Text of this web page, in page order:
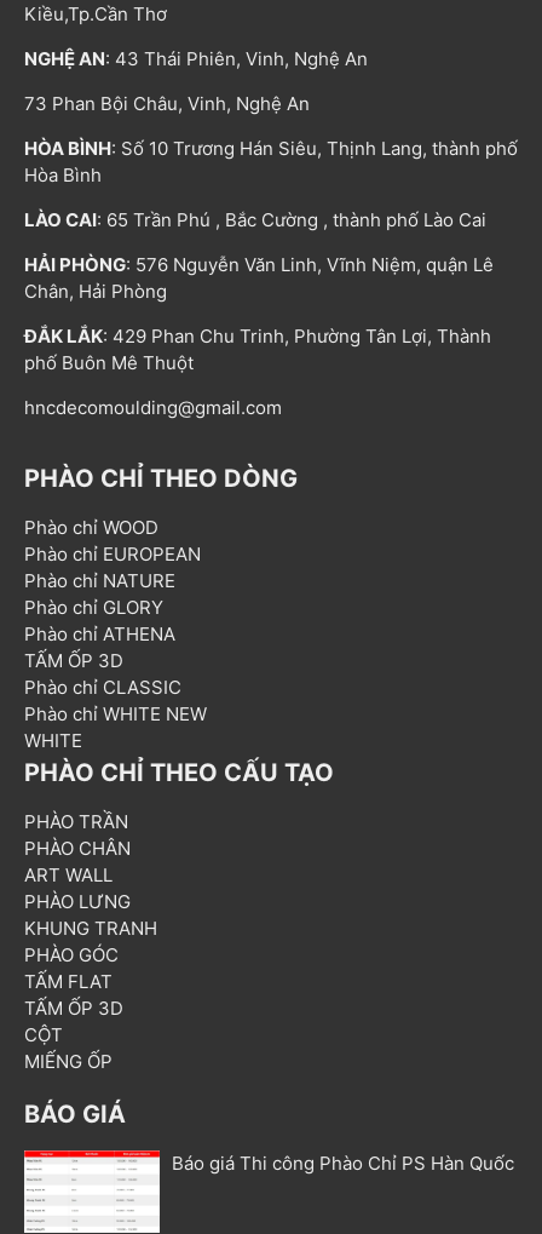
Kiều,Tp.Cần Thơ
NGHỆ AN: 43 Thái Phiên, Vinh, Nghệ An
73 Phan Bội Châu, Vinh, Nghệ An
HÒA BÌNH: Số 10 Trương Hán Siêu, Thịnh Lang, thành phố
Hòa Bình
LÀO CAI: 65 Trần Phú , Bắc Cường , thành phố Lào Cai
HẢI PHÒNG: 576 Nguyễn Văn Linh, Vĩnh Niệm, quận Lê
Chân, Hải Phòng
ĐẮK LẮK: 429 Phan Chu Trinh, Phường Tân Lợi, Thành
phố Buôn Mê Thuột
hncdecomoulding@gmail.com
PHÀO CHỈ THEO DÒNG
Phào chỉ WOOD
Phào chỉ EUROPEAN
Phào chỉ NATURE
Phào chỉ GLORY
Phào chỉ ATHENA
TẤM ỐP 3D
Phào chỉ CLASSIC
Phào chỉ WHITE NEW
WHITE
PHÀO CHỈ THEO CẤU TẠO
PHÀO TRẦN
PHÀO CHÂN
ART WALL
PHÀO LƯNG
KHUNG TRANH
PHÀO GÓC
TẤM FLAT
TẤM ỐP 3D
CỘT
MIẾNG ỐP
BÁO GIÁ
Báo giá Thi công Phào Chỉ PS Hàn Quốc